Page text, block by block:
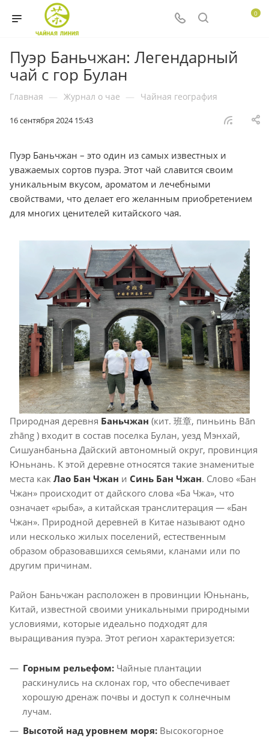
0
Пуэр Баньчжан: Легендарный
чай с гор Булан
Главная — Журнал о чае — Чайная география
16 сентября 2024 15:43
Пуэр Баньчжан – это один из самых известных и
уважаемых сортов пуэра. Этот чай славится своим
уникальным вкусом, ароматом и лечебными
свойствами, что делает его желанным приобретением
для многих ценителей китайского чая.
Природная деревня Баньчжан (кит. 班章, пиньинь Bān
zhāng ) входит в состав поселка Булан, уезд Мэнхай,
Сишуанбаньна Дайский автономный округ, провинция
Юньнань. К этой деревне относятся такие знаменитые
места как Лао Бан Чжан и Синь Бан Чжан. Слово «Бан
Чжан» происходит от дайского слова «Ба Чжа», что
означает «рыба», а китайская транслитерация — «Бан
Чжан». Природной деревней в Китае называют одно
или несколько жилых поселений, естественным
образом образовавшихся семьями, кланами или по
другим причинам.
Район Баньчжан расположен в провинции Юньнань,
Китай, известной своими уникальными природными
условиями, которые идеально подходят для
выращивания пуэра. Этот регион характеризуется:
Горным рельефом: Чайные плантации
раскинулись на склонах гор, что обеспечивает
хорошую дренаж почвы и доступ к солнечным
лучам.
Высотой над уровнем моря: Высокогорное